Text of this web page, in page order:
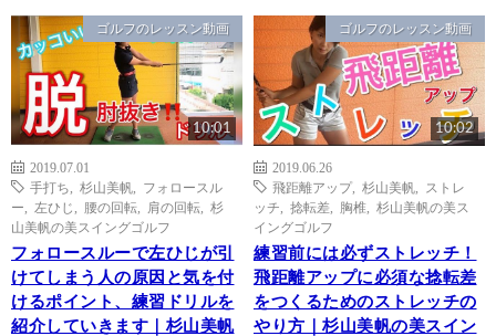
ゴルフのレッスン動画
10:01
2019.07.01
手打ち
杉山美帆
フォロースル
ー
左ひじ 腰の回転 肩の回転
杉
山美帆の美スイングゴルフ
フォロースルーで左ひじが引
けてしまう人の原因と気を付
けるポイント、練習ドリルを
紹介していきます｜杉山美帆
ゴルフのレッスン動画
10:02
2019.06.26
飛距離アップ, 杉山美帆
ストレ
ッチ
捻転差 胸椎
杉山美帆の美ス
イングゴルフ
練習前には必ずストレッチ！
飛距離アップに必須な捻転差
をつくるためのストレッチの
やり方｜杉山美帆の美スイン